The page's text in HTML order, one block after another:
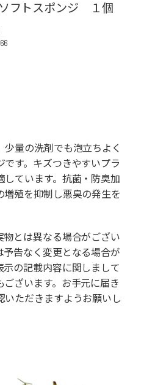
フトスポンジ １個
量の洗剤でも泡立ちよく
す。キズつきやすいプラ
しています。抗菌・防臭加
殖を抑制し悪臭の発生を
とは異なる場合がござい
告なく変更となる場合が
示の記載内容に関しまして
ざいます。お手元に届き
いただきますようお願いし